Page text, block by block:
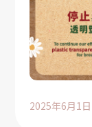
2025年6月1日